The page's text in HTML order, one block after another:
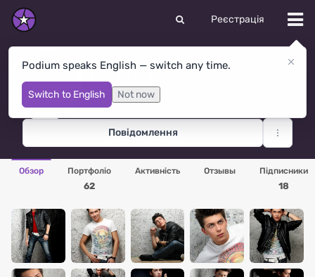
Реєстрація
Podium speaks English — switch any time.
Switch to English Not now
Стас Высочин
Москва · Росія
Повідомлення
Обзор Портфоліо
62
Активність Отзывы Підписники
18